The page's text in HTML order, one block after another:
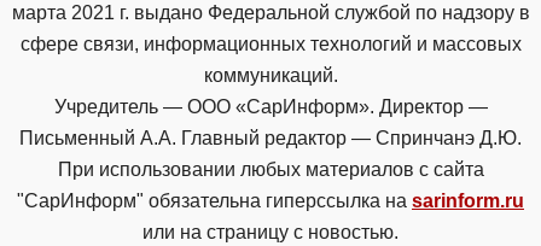
марта 2021 г. выдано Федеральной службой по надзору в
сфере связи, информационных технологий и массовых
коммуникаций.
Учредитель — ООО «СарИнформ». Директор —
Письменный А.А. Главный редактор — Спринчанэ Д.Ю.
При использовании любых материалов с сайта
"СарИнформ" обязательна гиперссылка на sarinform.ru
или на страницу с новостью.